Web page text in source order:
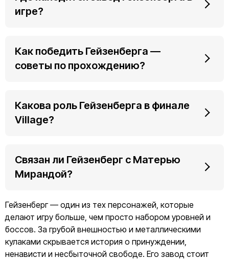
игре?
Как победить Гейзенберга —
советы по прохождению?
Какова роль Гейзенберга в финале
Village?
Связан ли Гейзенберг с Матерью
Мирандой?
Гейзенберг — один из тех персонажей, которые
делают игру больше, чем просто набором уровней и
боссов. За грубой внешностью и металлическими
кулаками скрывается история о принуждении,
ненависти и несбыточной свободе. Его завод стоит